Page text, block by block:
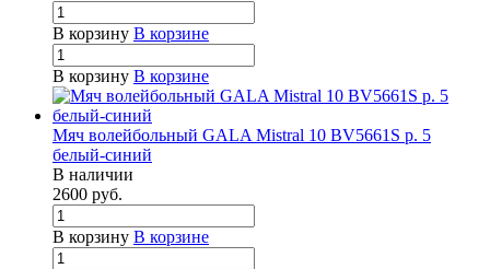
В корзину В корзине
В корзину В корзине
Мяч волейбольный GALA Mistral 10 BV5661S р. 5
белый-синий
В наличии
2600 руб.
В корзину В корзине